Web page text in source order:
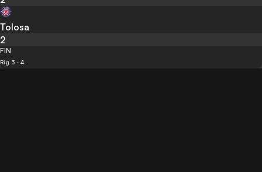
Tolosa
2
FIN
Rig 3 - 4